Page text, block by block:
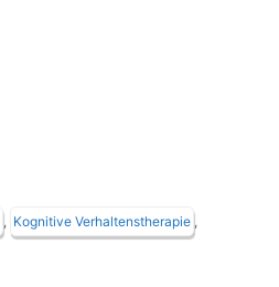
Kognitive Verhaltenstherapie